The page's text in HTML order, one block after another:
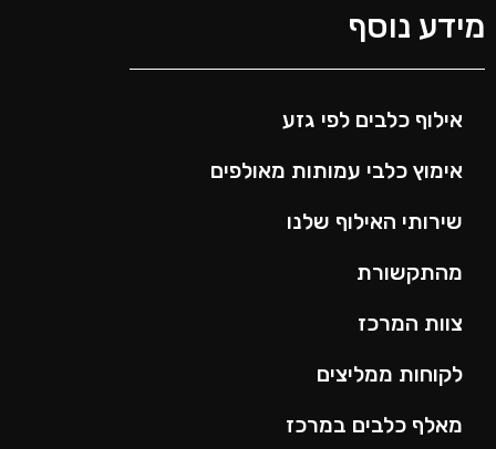
נוסף
אילוף כלבים לפי גזע
אימוץ כלבי עמותות מאולפים
שירותי האילוף שלנו
מהתקשורת
צוות המרכז
לקוחות ממליצים
מאלף כלבים במרכז